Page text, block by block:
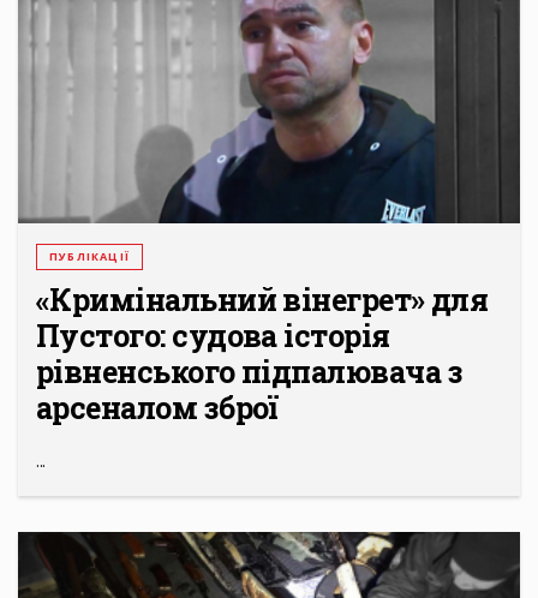
ПУБЛІКАЦІЇ
«Кримінальний вінегрет» для
Пустого: судова історія
рівненського підпалювача з
арсеналом зброї
...